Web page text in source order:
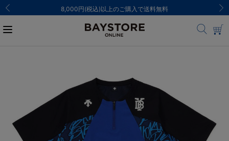
8,000円(税込)以上のご購入で送料無料